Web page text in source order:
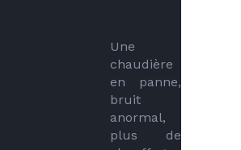
Une
chaudière
en panne,
bruit
anormal,
plus de